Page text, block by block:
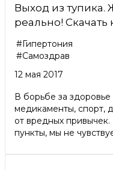
Выход из тупика.
реально! Скачать
#Гипертония
#Самоздрав
12 мая 2017
В борьбе за
медикаменты, спорт,
от вредных
пункты, мы не